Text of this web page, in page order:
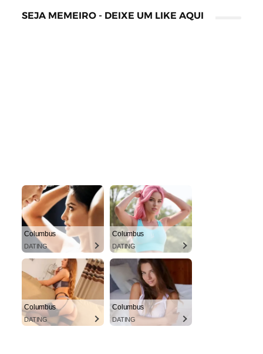
SEJA MEMEIRO - DEIXE UM LIKE AQUI
Columbus
DATING
Columbus
DATING
Columbus
DATING
Columbus
DATING